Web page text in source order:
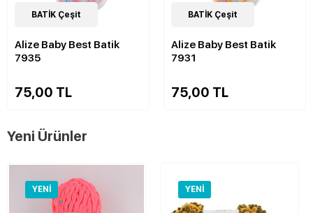
23Çeşit
BATİK Çeşit
Alize Baby Best Batik
7935
75,00 TL
22Çeşit
BATİK Çeşit
Alize Baby Best Batik
7931
75,00 TL
Yeni Ürünler
YENI YENI